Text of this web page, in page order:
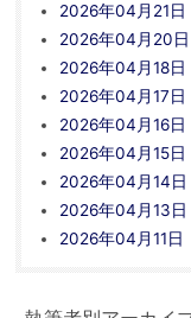
2026年04月21日
2026年04月20日
2026年04月18日
2026年04月17日
2026年04月16日
2026年04月15日
2026年04月14日
2026年04月13日
2026年04月11日